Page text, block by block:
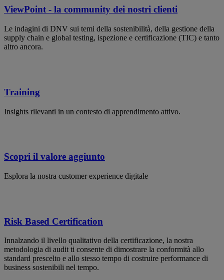
ViewPoint - la community dei nostri clienti
Le indagini di DNV sui temi della sostenibilità, della gestione della
supply chain e global testing, ispezione e certificazione (TIC) e tanto
altro ancora.
Training
Insights rilevanti in un contesto di apprendimento attivo.
Scopri il valore aggiunto
Esplora la nostra customer experience digitale
Risk Based Certification
Innalzando il livello qualitativo della certificazione, la nostra
metodologia di audit ti consente di dimostrare la conformità allo
standard prescelto e allo stesso tempo di costruire performance di
business sostenibili nel tempo.